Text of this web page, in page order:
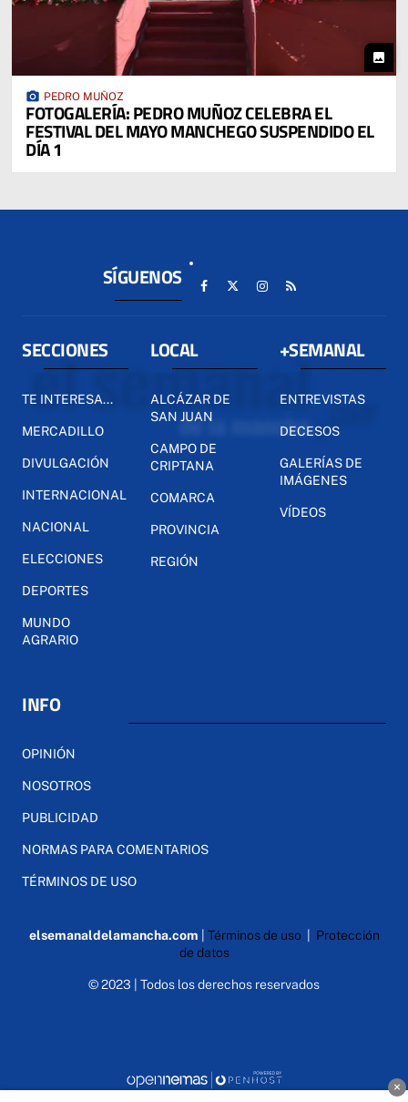
photo
photo_camera PEDRO MUÑOZ
FOTOGALERÍA: PEDRO MUÑOZ CELEBRA EL
FESTIVAL DEL MAYO MANCHEGO SUSPENDIDO EL
DÍA 1
SÍGUENOS
SECCIONES
TE INTERESA...
MERCADILLO
DIVULGACIÓN
INTERNACIONAL
NACIONAL
ELECCIONES
DEPORTES
MUNDO
AGRARIO
LOCAL
ALCÁZAR DE
SAN JUAN
CAMPO DE
CRIPTANA
COMARCA
PROVINCIA
REGIÓN
+SEMANAL
ENTREVISTAS
DECESOS
GALERÍAS DE
IMÁGENES
VÍDEOS
INFO
OPINIÓN
NOSOTROS
PUBLICIDAD
NORMAS PARA COMENTARIOS
TÉRMINOS DE USO
elsemanaldelamancha.com Términos de uso| Protección
de datos
© 2023 | Todos los derechos reservados
×